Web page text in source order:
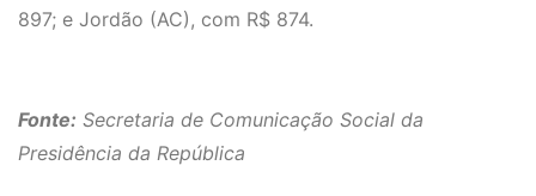
897; e Jordão (AC), com R$ 874.
Fonte: Secretaria de Comunicação Social da
Presidência da República